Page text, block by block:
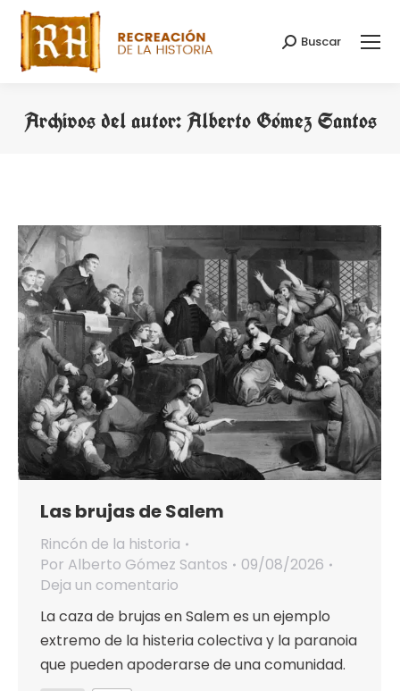
Buscar:
Buscar
Archivos del autor:Alberto Gómez Santos
Las brujas de Salem
Rincón de la historia
Por Alberto Gómez Santos
09/08/2026
Deja un comentario
La caza de brujas en Salem es un ejemplo
extremo de la histeria colectiva y la paranoia
que pueden apoderarse de una comunidad.